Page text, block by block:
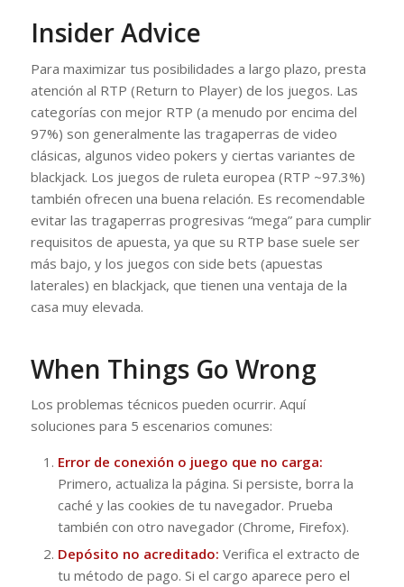
Insider Advice
Para maximizar tus posibilidades a largo plazo, presta
atención al RTP (Return to Player) de los juegos. Las
categorías con mejor RTP (a menudo por encima del
97%) son generalmente las tragaperras de video
clásicas, algunos video pokers y ciertas variantes de
blackjack. Los juegos de ruleta europea (RTP ~97.3%)
también ofrecen una buena relación. Es recomendable
evitar las tragaperras progresivas “mega” para cumplir
requisitos de apuesta, ya que su RTP base suele ser
más bajo, y los juegos con side bets (apuestas
laterales) en blackjack, que tienen una ventaja de la
casa muy elevada.
When Things Go Wrong
Los problemas técnicos pueden ocurrir. Aquí
soluciones para 5 escenarios comunes:
Error de conexión o juego que no carga:
Primero, actualiza la página. Si persiste, borra la
caché y las cookies de tu navegador. Prueba
también con otro navegador (Chrome, Firefox).
Depósito no acreditado: Verifica el extracto de
tu método de pago. Si el cargo aparece pero el